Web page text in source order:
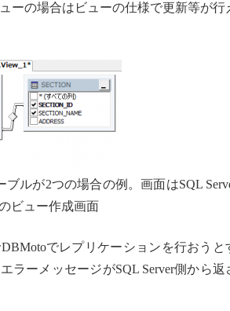
ーの場合はビューの仕様で更新等が行
ルが2つの場合の例。画面はSQL
ビュー作成画面
でレプリケーションを行おうと
ラーメッセージがSQL Server側から返